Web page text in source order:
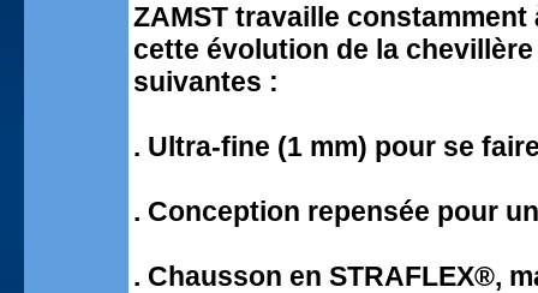
ZAMST travaille
cette évolution de la
suivantes :
. Ultra-fine (1 mm) pour se
. Conception repensée pour
. Chausson en STRAFLEX®,